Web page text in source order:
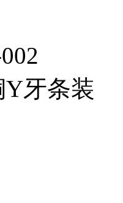
Y牙条装